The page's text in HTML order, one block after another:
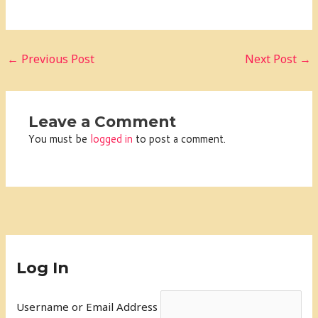
← Previous Post Next Post →
Leave a Comment
You must be logged in to post a comment.
Log In
Username or Email Address